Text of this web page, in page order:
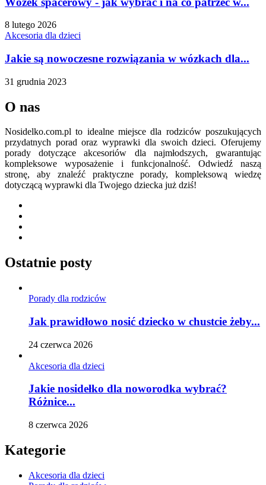
8 lutego 2026
Akcesoria dla dzieci
Jakie są nowoczesne rozwiązania w wózkach dla...
31 grudnia 2023
O nas
Nosidelko.com.pl to idealne miejsce dla rodziców poszukujących
przydatnych porad oraz wyprawki dla swoich dzieci. Oferujemy
porady dotyczące akcesoriów dla najmłodszych, gwarantując
kompleksowe wyposażenie i funkcjonalność. Odwiedź naszą
stronę, aby znaleźć praktyczne porady, kompleksową wiedzę
dotyczącą wyprawki dla Twojego dziecka już dziś!
Ostatnie posty
Porady dla rodziców
Jak prawidłowo nosić dziecko w chustcie żeby...
24 czerwca 2026
Akcesoria dla dzieci
Jakie nosidełko dla noworodka wybrać?
Różnice...
8 czerwca 2026
Kategorie
Akcesoria dla dzieci